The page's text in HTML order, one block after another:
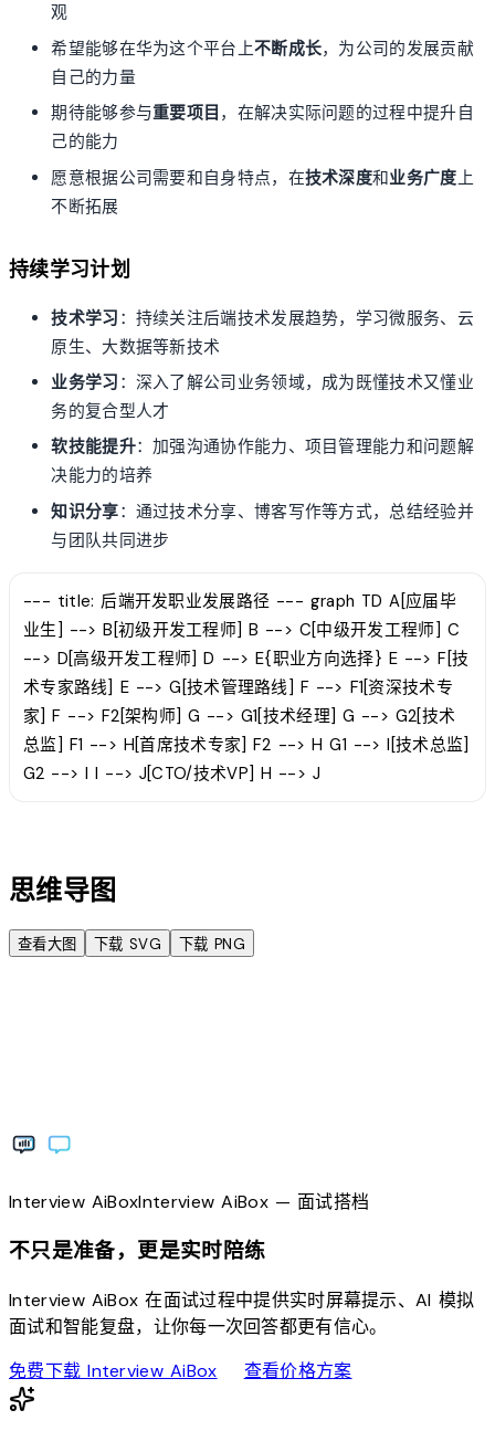
观
希望能够在华为这个平台上不断成长，为公司的发展贡献
自己的力量
期待能够参与重要项目 ，在解决实际问题的过程中提升自
己的能力
愿意根据公司需要和自身特点，在技术深度和业务广度上
不断拓展
持续学习计划
技术学习 ：持续关注后端技术发展趋势，学习微服务、云
原生、大数据等新技术
业务学习 ：深入了解公司业务领域，成为既懂技术又懂业
务的复合型人才
软技能提升：加强沟通协作能力、项目管理能力和问题解
决能力的培养
知识分享：通过技术分享、博客写作等方式，总结经验并
与团队共同进步
--- title: 后端开发职业发展路径 --- graph TD A[应届毕
业生] --> B[初级开发工程师] B --> C[中级开发工程师] C
--> D[高级开发工程师] D --> E{职业方向选择} E --> F[技
术专家路线] E --> G[技术管理路线] F --> F1[资深技术专
家] F --> F2[架构师] G --> G1[技术经理] G --> G2[技术
总监] F1 --> H[首席技术专家] F2 --> H G1 --> I[技术总监]
G2 --> I I --> J[CTO/技术VP] H --> J
思维导图
查看大图 下载 SVG 下载 PNG
Interview AiBoxInterviewAiBox— 面试搭档
不只是准备，更是实时陪练
Interview AiBox 在面试过程中提供实时屏幕提示、AI 模拟
面试和智能复盘，让你每一次回答都更有信心。
免费下载 Interview AiBoxdownload查看价格方案sell